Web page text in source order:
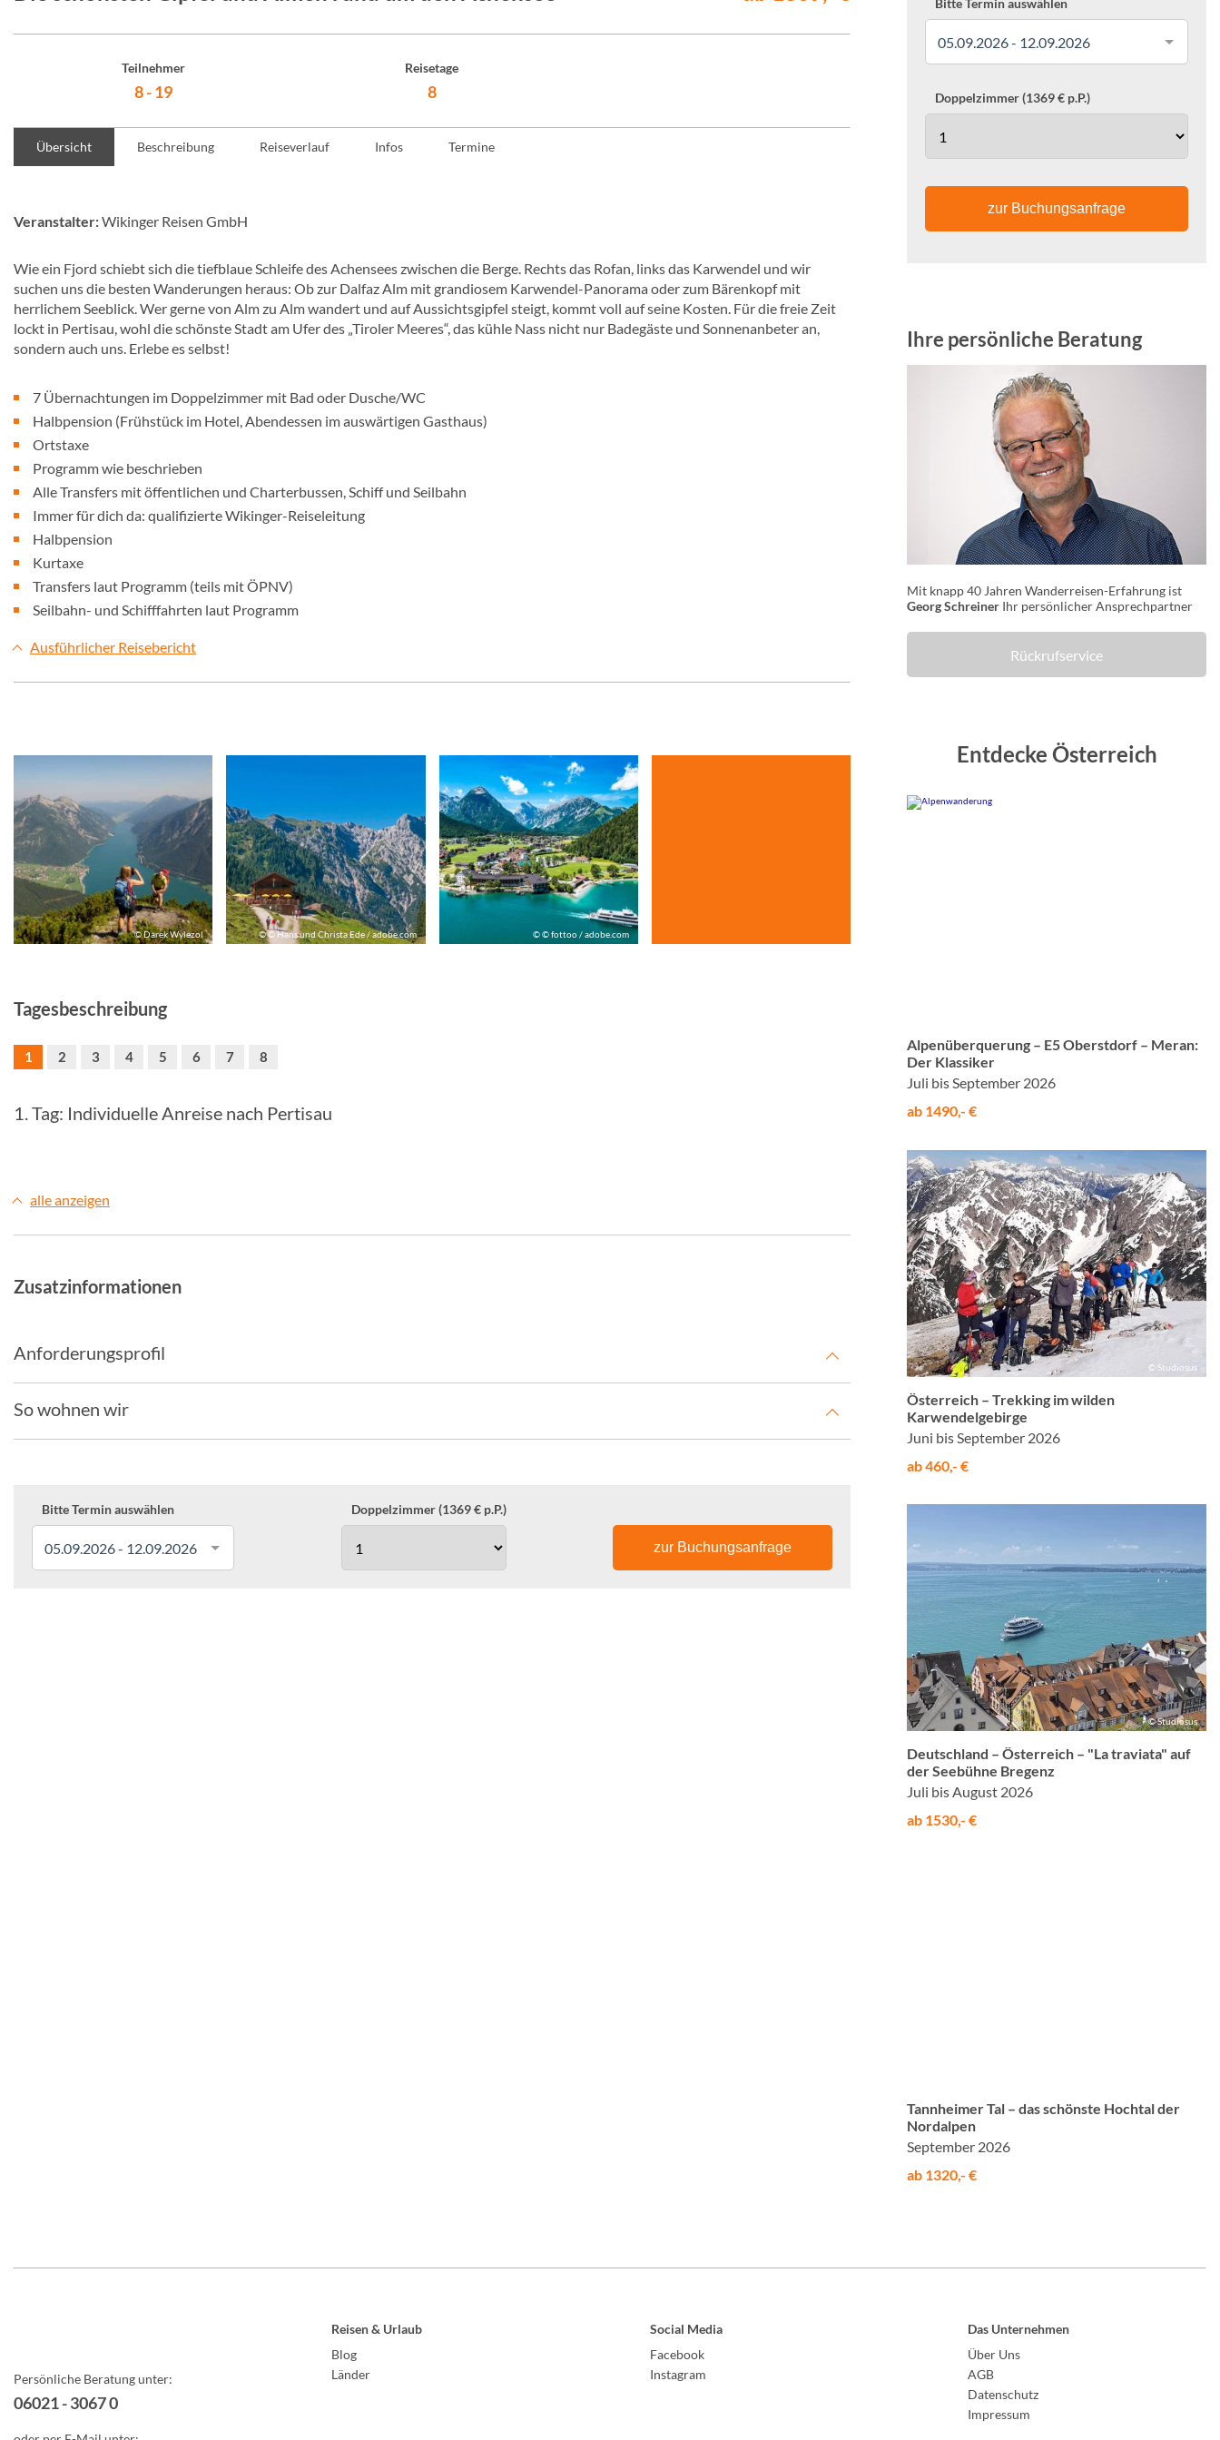
Teilnehmer
8 - 19
Reisetage
8
Übersicht Beschreibung Reiseverlauf Infos Termine
Veranstalter:Wikinger Reisen GmbH
Wie ein Fjord schiebt sich die tiefblaue Schleife des Achensees zwischen die Berge. Rechts das Rofan, links das Karwendel und wir
suchen uns die besten Wanderungen heraus: Ob zur Dalfaz Alm mit grandiosem Karwendel-Panorama oder zum Bärenkopf mit
herrlichem Seeblick. Wer gerne von Alm zu Alm wandert und auf Aussichtsgipfel steigt, kommt voll auf seine Kosten. Für die freie Zeit
lockt in Pertisau, wohl die schönste Stadt am Ufer des „Tiroler Meeres“, das kühle Nass nicht nur Badegäste und Sonnenanbeter an,
sondern auch uns. Erlebe es selbst!
7 Übernachtungen im Doppelzimmer mit Bad oder Dusche/WC
Halbpension (Frühstück im Hotel, Abendessen im auswärtigen Gasthaus)
Ortstaxe
Programm wie beschrieben
Alle Transfers mit öffentlichen und Charterbussen, Schiff und Seilbahn
Immer für dich da: qualifizierte Wikinger-Reiseleitung
Halbpension
Kurtaxe
Transfers laut Programm (teils mit ÖPNV)
Seilbahn- und Schifffahrten laut Programm
Ausführlicher Reisebericht
© Darek Wylezol © © Hans und Christa Ede / adobe.com © © fottoo / adobe.com
Tagesbeschreibung
1 2 3 4 5 6 7 8
1. Tag: Individuelle Anreise nach Pertisau
alle anzeigen
Zusatzinformationen
Anforderungsprofil
So wohnen wir
Bitte Termin auswählen
05.09.2026 - 12.09.2026
Doppelzimmer (1369 € p.P.)
zur Buchungsanfrage
Bitte Termin auswählen
05.09.2026 - 12.09.2026
Doppelzimmer (1369 € p.P.)
zur Buchungsanfrage
Ihre persönliche Beratung
Mit knapp 40 Jahren Wanderreisen-Erfahrung ist
Georg Schreiner Ihr persönlicher Ansprechpartner
Rückrufservice
Entdecke Österreich
Alpenüberquerung – E5 Oberstdorf – Meran:
Der Klassiker
Juli bis September 2026
ab 1490,- €
© Studiosus
Österreich – Trekking im wilden
Karwendelgebirge
Juni bis September 2026
ab 460,- €
© Studiosus
Deutschland – Österreich – "La traviata" auf
der Seebühne Bregenz
Juli bis August 2026
ab 1530,- €
Tannheimer Tal – das schönste Hochtal der
Nordalpen
September 2026
ab 1320,- €
Persönliche Beratung unter:
06021 - 3067 0
Reisen & Urlaub
Blog
Länder
Social Media
Facebook
Instagram
Das Unternehmen
Über Uns
AGB
Datenschutz
Impressum